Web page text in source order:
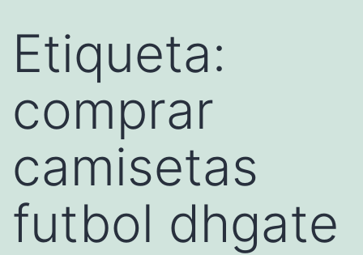
Etiqueta:
comprar
camisetas
futbol dhgate